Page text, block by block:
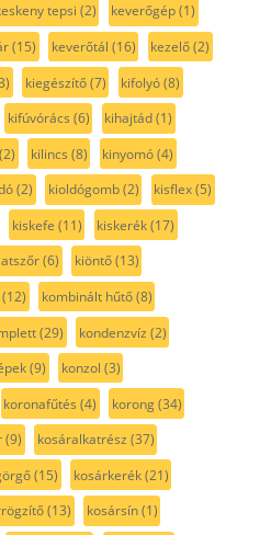
tepsi (2) keverőgép(1)
(15) keverőtál (16) kezelő(2)
kiegészítő(7) kifolyó(8)
kifúvórács (6) kihajtád(1)
(2) kilincs (8) kinyomó(4)
(2) kioldógomb(2) kisflex(5)
kiskefe (11) kiskerék(17)
(6) kiöntő(13)
(12) kombinált hűtő(8)
(29) kondenzvíz (2)
(9) konzol (3)
koronafűtés (4) korong(34)
(9) kosáralkatrész (37)
(15) kosárkerék(21)
(13) kosársín(1)